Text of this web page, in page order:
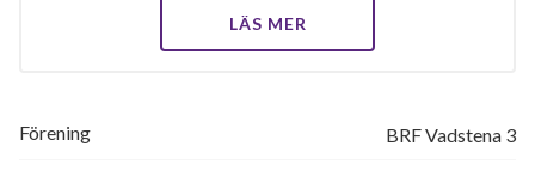
LÄS MER
Förening BRF Vadstena 3